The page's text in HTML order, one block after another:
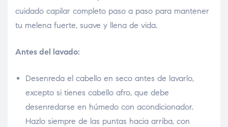
cuidado capilar completo paso a paso para mantener
tu melena fuerte, suave y llena de vida.
Antes del lavado:
Desenreda el cabello en seco antes de lavarlo,
excepto si tienes cabello afro, que debe
desenredarse en húmedo con acondicionador.
Hazlo siempre de las puntas hacia arriba, con